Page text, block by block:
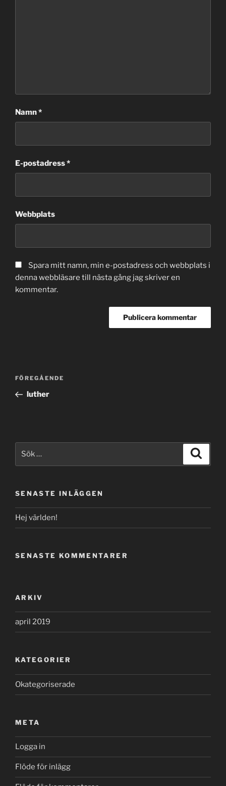
Namn*
E-postadress*
Webbplats
Spara mitt namn, min e-postadress och webbplats i
denna webbläsare till nästa gång jag skriver en
kommentar.
Inläggsnavigering
Föregående
inlägg
FÖREGÅENDE
luther
SENASTE INLÄGGEN
Hej världen!
SENASTE KOMMENTARER
ARKIV
april 2019
KATEGORIER
Okategoriserade
META
Logga in
Flöde för inlägg